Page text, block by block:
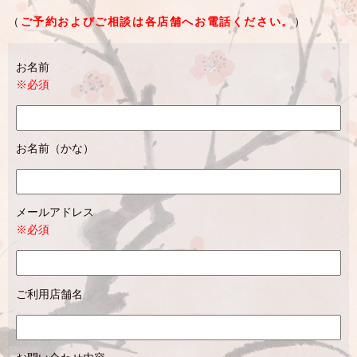
（ ご予約およびご相談は各店舗へお電話ください。）
お名前
※必須
お名前（かな）
メールアドレス
※必須
ご利用店舗名